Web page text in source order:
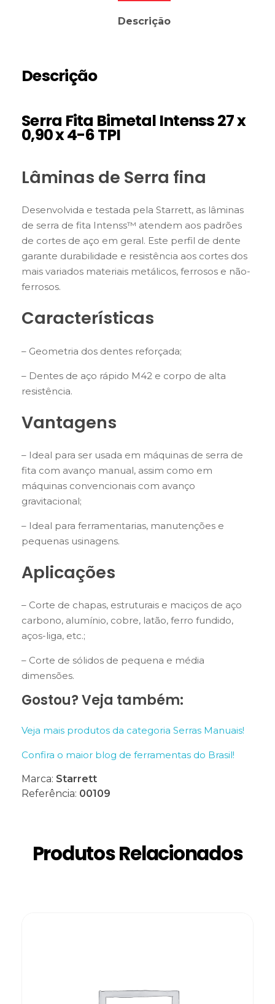
Descrição
Descrição
Serra Fita Bimetal Intenss 27 x
0,90 x 4-6 TPI
Lâminas de Serra fina
Desenvolvida e testada pela Starrett, as lâminas
de serra de fita Intenss™ atendem aos padrões
de cortes de aço em geral. Este perfil de dente
garante durabilidade e resistência aos cortes dos
mais variados materiais metálicos, ferrosos e não-
ferrosos.
Características
– Geometria dos dentes reforçada;
– Dentes de aço rápido M42 e corpo de alta
resistência.
Vantagens
– Ideal para ser usada em máquinas de serra de
fita com avanço manual, assim como em
máquinas convencionais com avanço
gravitacional;
– Ideal para ferramentarias, manutenções e
pequenas usinagens.
Aplicações
– Corte de chapas, estruturais e maciços de aço
carbono, alumínio, cobre, latão, ferro fundido,
aços-liga, etc.;
– Corte de sólidos de pequena e média
dimensões.
Gostou? Veja também:
Veja mais produtos da categoria Serras Manuais!
Confira o maior blog de ferramentas do Brasil!
Marca: Starrett
Referência: 00109
Produtos Relacionados